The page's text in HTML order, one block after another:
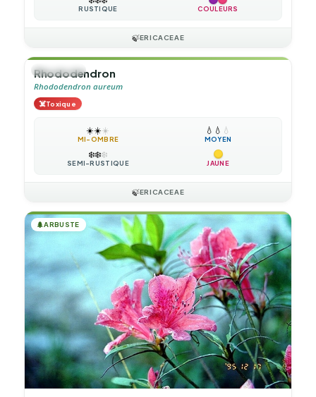
RUSTIQUE COULEURS
🍃ERICACEAE
🌲ARBUSTE
Rhododendron
Rhododendron aureum
☠️Toxique
☀️☀️☀️
MI-OMBRE
💧 💧 💧
MOYEN
❄️❄️❄️
SEMI-RUSTIQUE JAUNE
🍃ERICACEAE
🌲ARBUSTE